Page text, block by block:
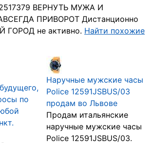
ВЕРНУТЬ МУЖА И
ПРИВОРОТ Дистанционно
ГОРОД не активно. Найти похожие
по
Наручные мужские часы
Police 12591JSBUS/03
продам во Львове
Продам итальянские
наручные мужские часы
Police 12591JSBUS/03.